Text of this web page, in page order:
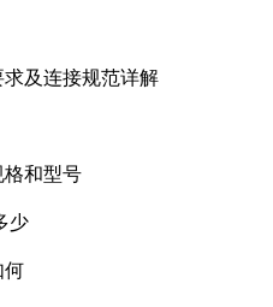
及连接规范详解
格和型号
少
何